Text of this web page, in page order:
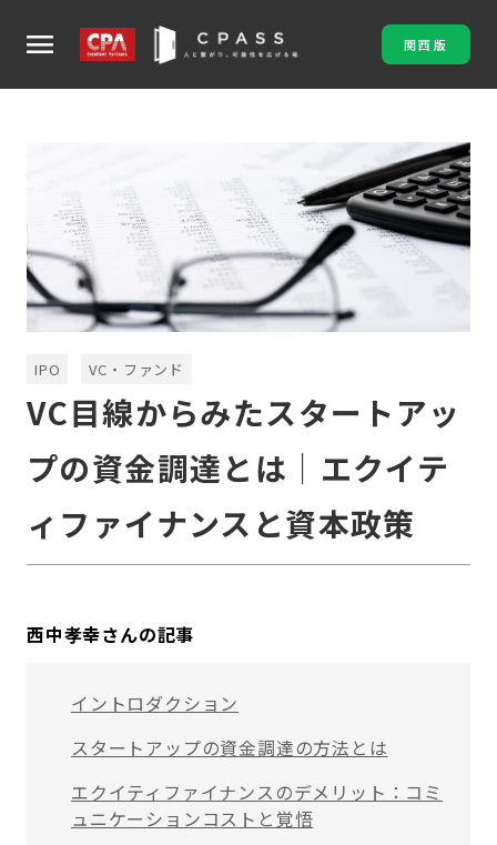
menu 関西版
IPO VC・ファンド
VC目線からみたスタートアッ
プの資金調達とは｜エクイテ
ィファイナンスと資本政策
西中孝幸さんの記事
イントロダクション
スタートアップの資金調達の方法とは
エクイティファイナンスのデメリット：コミ
ュニケーションコストと覚悟